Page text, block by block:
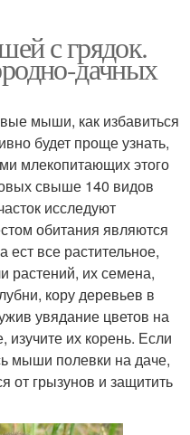
с грядок.
дачных
мыши, как избавиться
будет проще узнать,
млекопитающих этого
свыше 140 видов
исследуют
обитания являются
все растительное,
растений, их семена,
кору деревьев в
увядание цветов на
изучите их корень. Если
мыши полевки на даче,
от грызунов и защитить